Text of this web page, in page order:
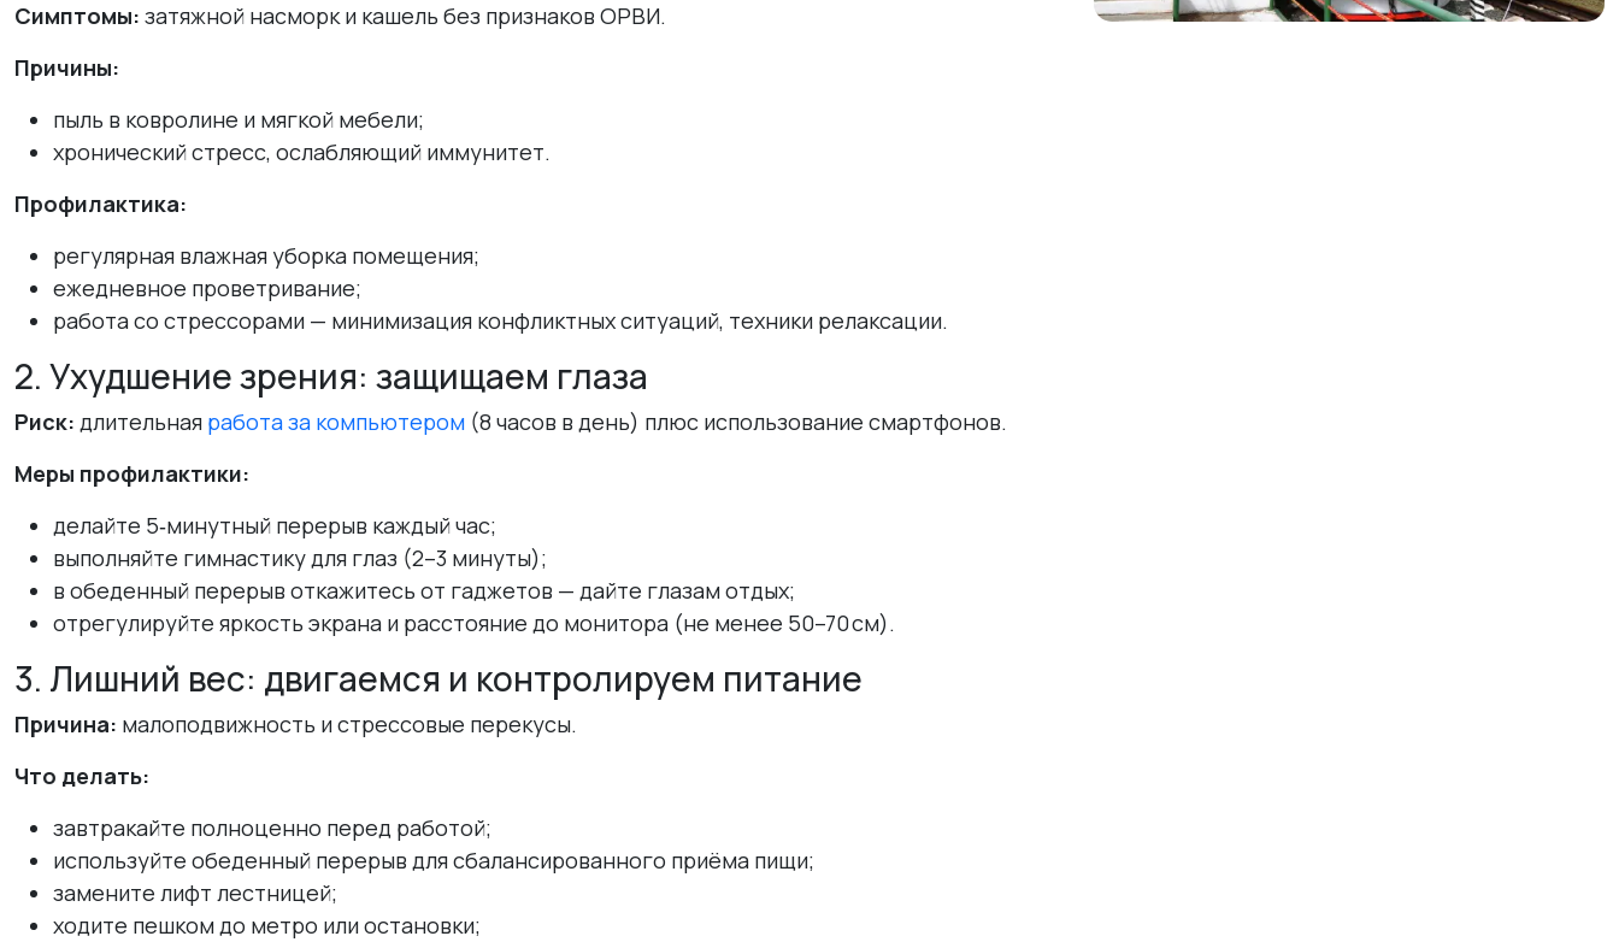
Симптомы: затяжной насморк и кашель без признаков ОРВИ.
Причины:
пыль в ковролине и мягкой мебели;
хронический стресс, ослабляющий иммунитет.
Профилактика:
регулярная влажная уборка помещения;
ежедневное проветривание;
работа со стрессорами — минимизация конфликтных ситуаций, техники релаксации.
2. Ухудшение зрения: защищаем глаза
Риск: длительная работа за компьютером (8 часов в день) плюс использование смартфонов.
Меры профилактики:
делайте 5‑минутный перерыв каждый час;
выполняйте гимнастику для глаз (2–3 минуты);
в обеденный перерыв откажитесь от гаджетов — дайте глазам отдых;
отрегулируйте яркость экрана и расстояние до монитора (не менее 50–70 см).
3. Лишний вес: двигаемся и контролируем питание
Причина: малоподвижность и стрессовые перекусы.
Что делать:
завтракайте полноценно перед работой;
используйте обеденный перерыв для сбалансированного приёма пищи;
замените лифт лестницей;
ходите пешком до метро или остановки;